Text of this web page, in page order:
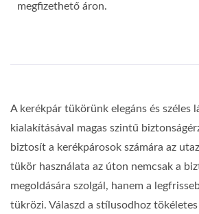
megfizethető áron.
A kerékpár tükörünk elegáns és széles
kialakításával magas szintű
biztosít a kerékpárosok számára az
tükör használata az úton nemcsak a
megoldására szolgál, hanem a
tükrözi. Válaszd a stílusodhoz